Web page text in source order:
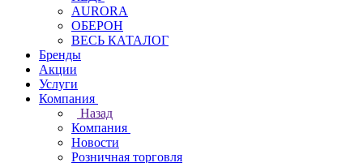
AURORA
ОБЕРОН
ВЕСЬ КАТАЛОГ
Бренды
Акции
Услуги
Компания
Назад
Компания
Новости
Розничная торговля